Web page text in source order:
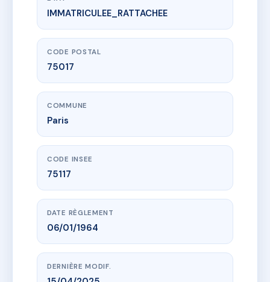
www.vme.plus/AC6436430
4 BOULEVARD DE COURCELLES
4 bd de courcelles
IMMATRICULEE_RATTACHEE
CODE POSTAL
75017
COMMUNE
Paris
CODE INSEE
75117
DATE RÈGLEMENT
06/01/1964
DERNIÈRE MODIF.